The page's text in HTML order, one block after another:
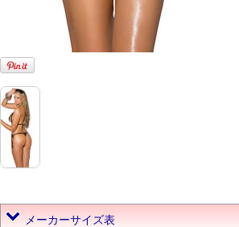
メーカーサイズ表